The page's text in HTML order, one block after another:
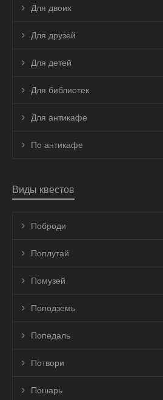
Для двоих
Для друзей
Для детей
Для библиотек
Для антикафе
По антикафе
Виды квестов
Поброди
Поплутай
Помузей
Поподземь
Попедаль
Потвори
Пошарь